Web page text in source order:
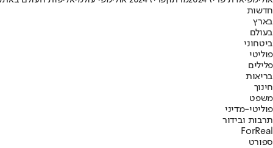
חדשות
בארץ
בעולם
ביטחוני
פוליטי
פלילים
בריאות
חינוך
משפט
פוליטי-מדיני
תרבות ובידור
ForReal
ספורט